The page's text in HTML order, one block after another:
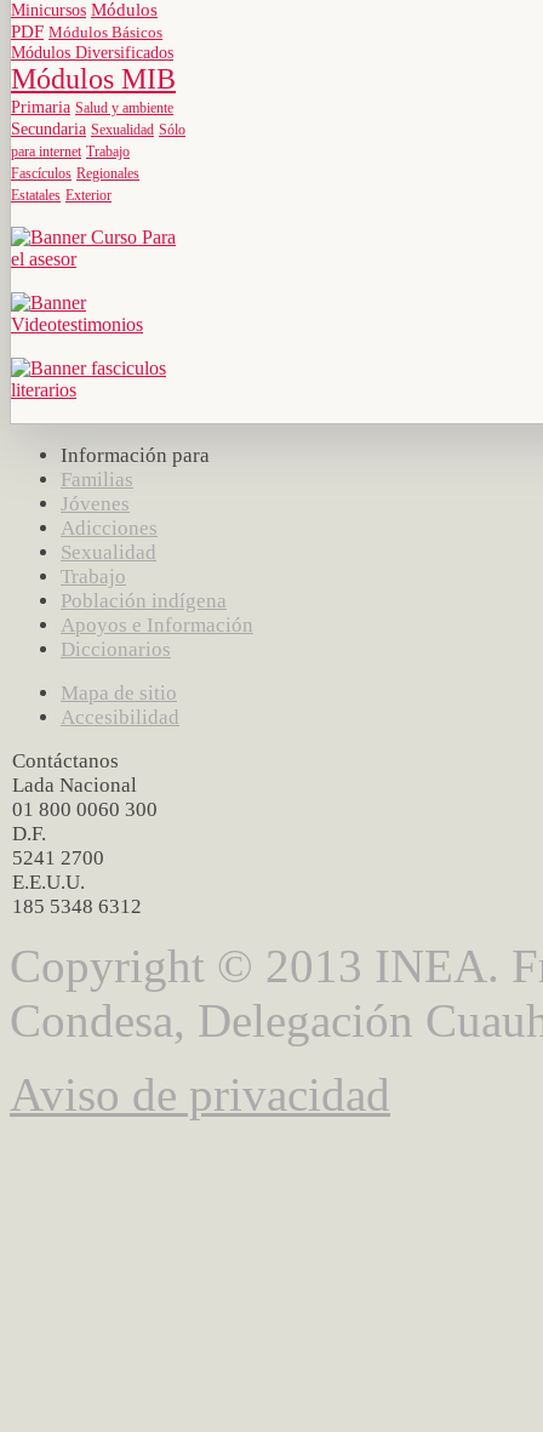
Minicursos Módulos
PDF Módulos Básicos
Módulos Diversificados
Módulos MIB
Primaria Salud y ambiente
Secundaria Sexualidad Sólo
para internet Trabajo
Fascículos Regionales
Estatales Exterior
Información para
Familias
Jóvenes
Adicciones
Sexualidad
Trabajo
Población indígena
Apoyos e Información
Diccionarios
Mapa de sitio
Accesibilidad
Contáctanos
Lada Nacional
01 800 0060 300
D.F.
5241 2700
E.E.U.U.
185 5348 6312
Copyright © 2013 INEA.
Condesa, Delegación
Aviso de privacidad